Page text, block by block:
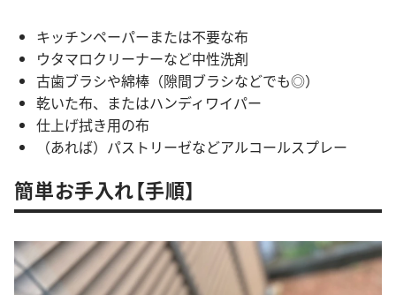
キッチンペーパーまたは不要な布
ウタマロクリーナーなど中性洗剤
古歯ブラシや綿棒（隙間ブラシなどでも◎）
乾いた布、またはハンディワイパー
仕上げ拭き用の布
（あれば）パストリーゼなどアルコールスプレー
簡単お手入れ【手順】